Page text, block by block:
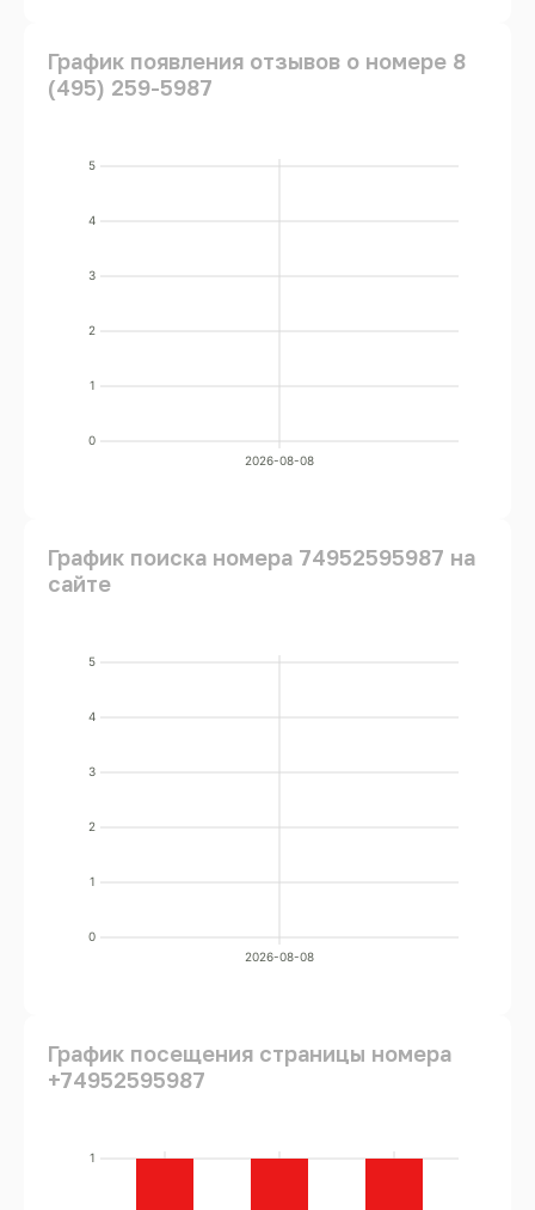
График появления отзывов о номере 8
(495) 259-5987
0
1
2
3
4
5
2026-08-08
График поиска номера 74952595987 на
сайте
0
1
2
3
4
5
2026-08-08
График посещения страницы номера
+74952595987
1